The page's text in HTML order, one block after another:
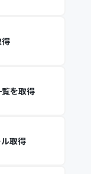
を取得
取得